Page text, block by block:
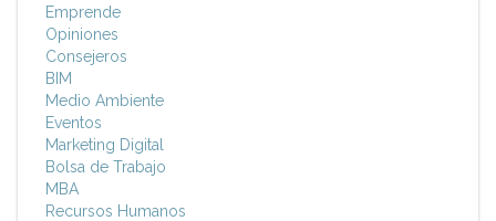
Emprende
Opiniones
Consejeros
BIM
Medio Ambiente
Eventos
Marketing Digital
Bolsa de Trabajo
MBA
Recursos Humanos